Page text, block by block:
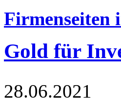
Firmenseiten
Gold für
28.06.2021